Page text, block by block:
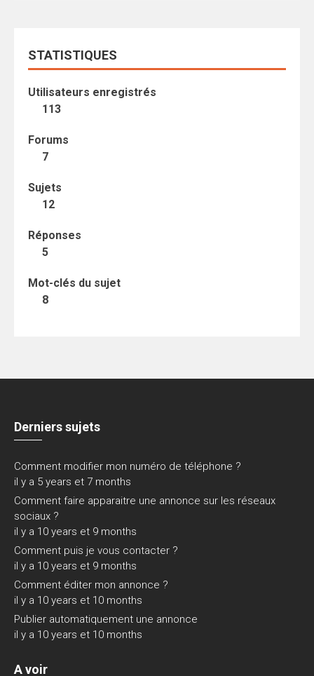
STATISTIQUES
Utilisateurs enregistrés
113
Forums
7
Sujets
12
Réponses
5
Mot-clés du sujet
8
Derniers sujets
Comment modifier mon numéro de téléphone ?
il y a 5 years et 7 months
Comment faire apparaitre une annonce sur les réseaux
sociaux ?
il y a 10 years et 9 months
Comment puis je vous contacter ?
il y a 10 years et 9 months
Comment éditer mon annonce ?
il y a 10 years et 10 months
Publier automatiquement une annonce
il y a 10 years et 10 months
A voir